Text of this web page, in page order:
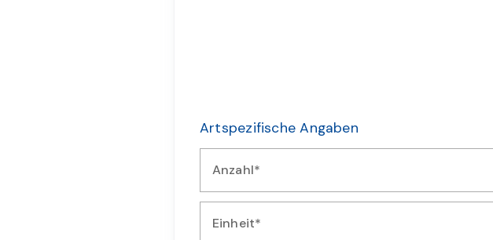
Artspezifische Angaben
Anzahl*
Geben Sie die Anzahl der beobachteten Exemplare ein
Einheit*